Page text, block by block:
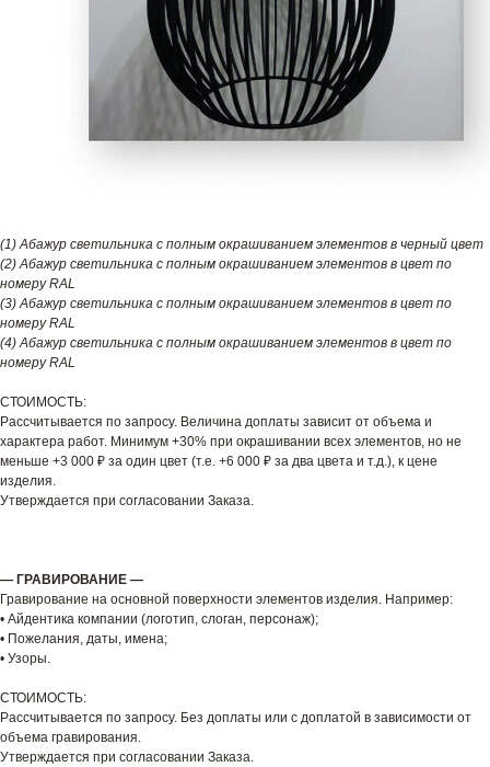
(1) Абажур светильника с полным окрашиванием элементов в черный цвет
(2) Абажур светильника с полным окрашиванием элементов в цвет по
номеру RAL
(3) Абажур светильника с полным окрашиванием элементов в цвет по
номеру RAL
(4) Абажур светильника с полным окрашиванием элементов в цвет по
номеру RAL
СТОИМОСТЬ:
Рассчитывается по запросу. Величина доплаты зависит от объема и
характера работ. Минимум +30% при окрашивании всех элементов, но не
меньше +3 000 ₽ за один цвет (т.е. +6 000 ₽ за два цвета и т.д.), к цене
изделия.
Утверждается при согласовании Заказа.
— ГРАВИРОВАНИЕ —
Гравирование на основной поверхности элементов изделия. Например:
• Айдентика компании (логотип, слоган, персонаж);
• Пожелания, даты, имена;
• Узоры.
СТОИМОСТЬ:
Рассчитывается по запросу. Без доплаты или с доплатой в зависимости от
объема гравирования.
Утверждается при согласовании Заказа.